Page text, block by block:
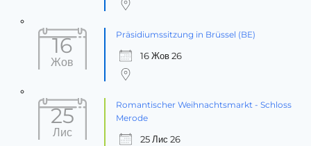
16
Жов
Präsidiumssitzung in Brüssel (BE)
16 Жов 26
25
Лис
Romantischer Weihnachtsmarkt - Schloss
Merode
25 Лис 26